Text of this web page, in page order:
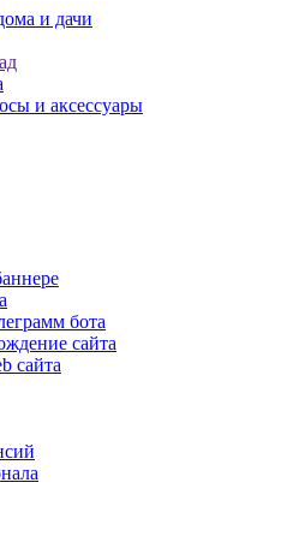
и дачи
и аксессуары
бота
сайта
сайта